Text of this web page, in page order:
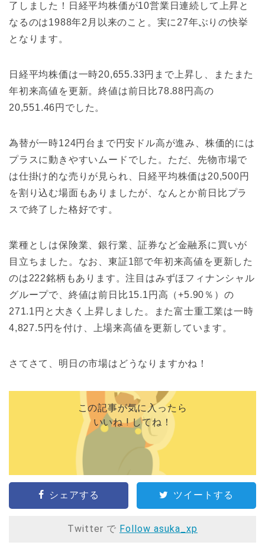
了しました！日経平均株価が10営業日連続して上昇と
なるのは1988年2月以来のこと。実に27年ぶりの快挙
となります。
日経平均株価は一時20,655.33円まで上昇し、またまた
年初来高値を更新。終値は前日比78.88円高の
20,551.46円でした。
為替が一時124円台まで円安ドル高が進み、株価的には
プラスに動きやすいムードでした。ただ、先物市場で
は仕掛け的な売りが見られ、日経平均株価は20,500円
を割り込む場面もありましたが、なんとか前日比プラ
スで終了した格好です。
業種としは保険業、銀行業、証券など金融系に買いが
目立ちました。なお、東証1部で年初来高値を更新した
のは222銘柄もあります。注目はみずほフィナンシャル
グループで、終値は前日比15.1円高（+5.90％）の
271.1円と大きく上昇しました。また富士重工業は一時
4,827.5円を付け、上場来高値を更新しています。
さてさて、明日の市場はどうなりますかね！
この記事が気に入ったら
いいね ! してね！
シェアする ツイートする
Twitter で Follow asuka_xp